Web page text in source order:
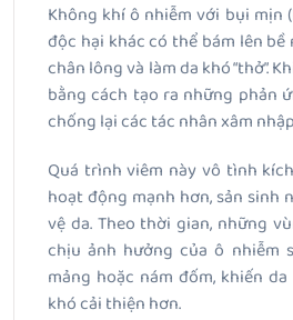
Không khí ô nhiễm với bụi mịn
độc hại khác có thể bám lên
chân lông và làm da khó “thở”.
bằng cách tạo ra những phản
chống lại các tác nhân xâm
Quá trình viêm này vô tình
hoạt động mạnh hơn, sản sinh
vệ da. Theo thời gian, những
chịu ảnh hưởng của ô nhiễm
mảng hoặc nám đốm, khiến
khó cải thiện hơn.